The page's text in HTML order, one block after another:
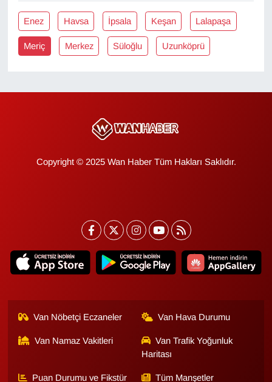
Enez Havsa İpsala Keşan Lalapaşa
Meriç Merkez Süloğlu Uzunköprü
Copyright © 2025 Wan Haber Tüm Hakları Saklıdır.
Van Nöbetçi Eczaneler Van Hava Durumu
Van Namaz Vakitleri
Van Trafik Yoğunluk
Haritası
Puan Durumu ve Fikstür Tüm Manşetler
Kamu Alımları
Kim Kimdir?
POLİTİKA
Resmi İlanlar
RÖPORTAJ